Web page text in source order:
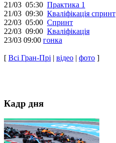
21/03 05:30 Практика 1
21/03 09:30 Кваліфікація спринт
22/03 05:00 Спринт
22/03 09:00 Кваліфікація
23/03 09:00 гонка
[ Всі Гран-Прі | відео | фото ]
Кадр дня